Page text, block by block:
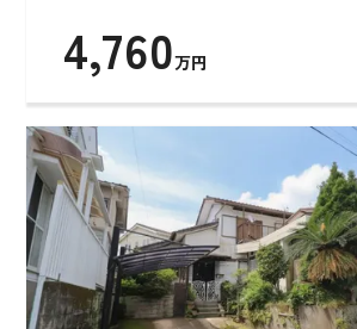
4,760万円